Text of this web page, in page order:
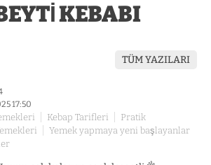
KEBABI
TÜM YAZILARI
17:50
Kebap Tarifleri
Pratik
Yemek yapmaya yeni başlayanlar